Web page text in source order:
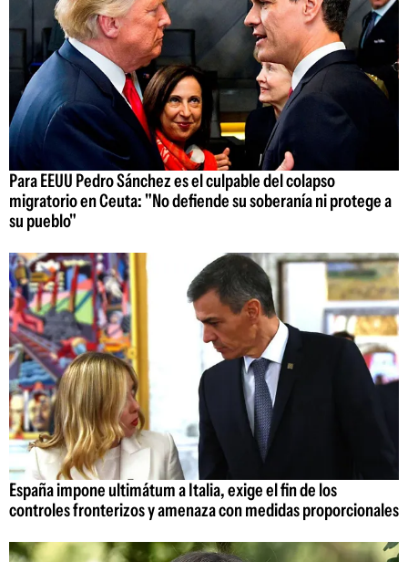
Para EEUU Pedro Sánchez es el culpable del colapso
migratorio en Ceuta: "No defiende su soberanía ni protege a
su pueblo"
España impone ultimátum a Italia, exige el fin de los
controles fronterizos y amenaza con medidas proporcionales